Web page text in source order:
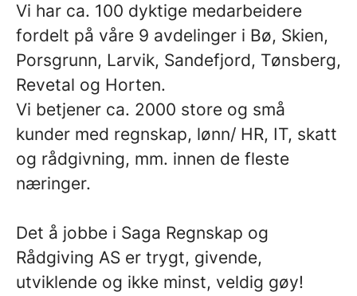
Vi har ca. 100 dyktige medarbeidere
fordelt på våre 9 avdelinger i Bø, Skien,
Porsgrunn, Larvik, Sandefjord, Tønsberg,
Revetal og Horten.
Vi betjener ca. 2000 store og små
kunder med regnskap, lønn/ HR, IT, skatt
og rådgivning, mm. innen de fleste
næringer.
Det å jobbe i Saga Regnskap og
Rådgiving AS er trygt, givende,
utviklende og ikke minst, veldig gøy!